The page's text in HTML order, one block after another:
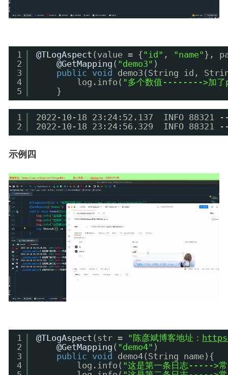
1
2
3
4
5
@TLogAspect (value = {"id" , "name"},
@GetMapping ( "demo3" )
public
void
demo3(String id,
log.info( "多个数值-------->加
}
1
2
2022-10-18 23:24:52.137  INFO
2022-10-18 23:24:56.329  INFO
示例四
1
2
3
4
@TLogAspect (str = "陈彦斌博客地址：
@GetMapping ( "demo4" )
public
void
demo4(String name){
log.info( "这是第一条日志----->常